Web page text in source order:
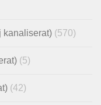
kanaliserat) (570)
(5)
(42)